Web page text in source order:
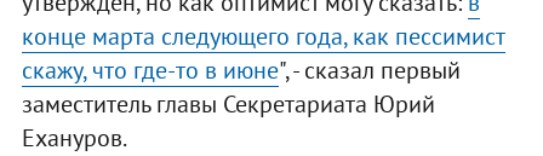
конце марта следующего года, как пессимист
скажу, что где-то в июне", - сказал первый
заместитель главы Секретариата Юрий
Ехануров.